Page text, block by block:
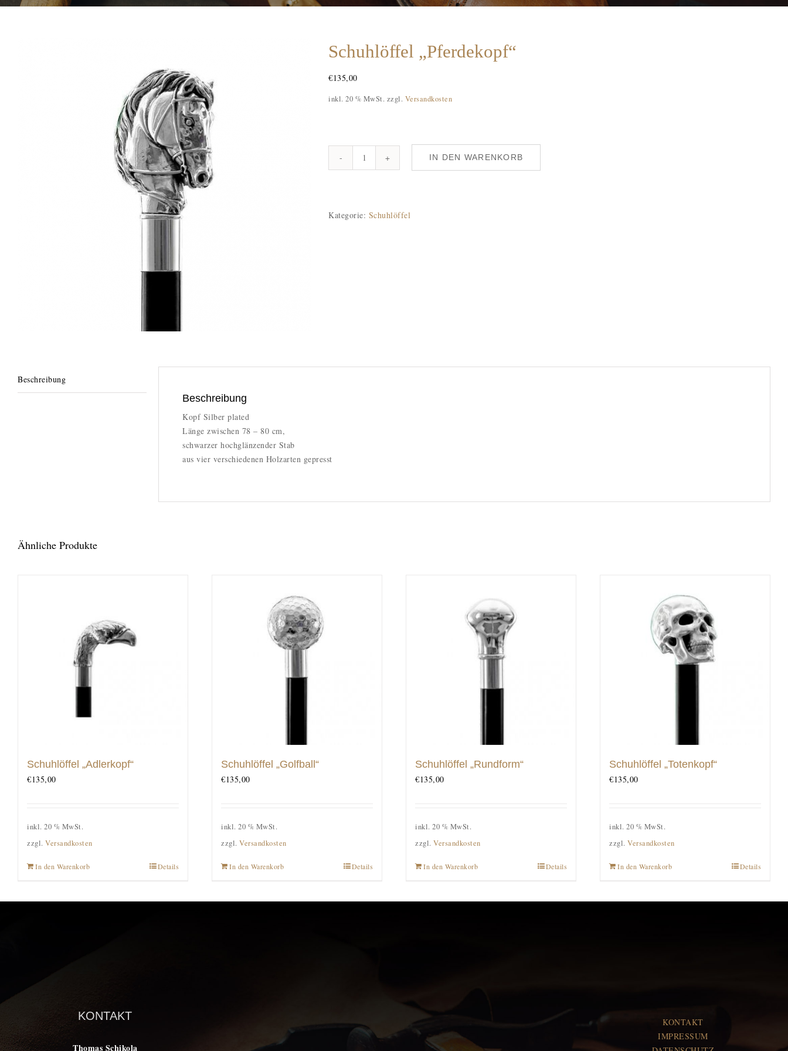
Schuhlöffel „Pferdekopf“
€135,00
inkl. 20 % MwSt. zzgl. Versandkosten
Schuhlöffel
IN DEN WARENKORB
Kategorie: Schuhlöffel
Beschreibung
Beschreibung
Kopf Silber plated
Länge zwischen 78 – 80 cm,
schwarzer hochglänzender Stab
aus vier verschiedenen Holzarten gepresst
Ähnliche Produkte
Schuhlöffel „Adlerkopf“
€135,00
inkl. 20 % MwSt.
zzgl. Versandkosten
In den Warenkorb Details
Schuhlöffel „Golfball“
€135,00
inkl. 20 % MwSt.
zzgl. Versandkosten
In den Warenkorb Details
Schuhlöffel „Rundform“
€135,00
inkl. 20 % MwSt.
zzgl. Versandkosten
In den Warenkorb Details
Schuhlöffel „Totenkopf“
€135,00
inkl. 20 % MwSt.
zzgl. Versandkosten
In den Warenkorb Details
KONTAKT
Thomas Schikola
KONTAKT
IMPRESSUM